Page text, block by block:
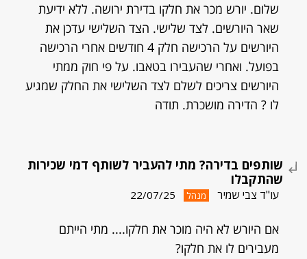
שלום. יורש מכר את חלקו בדירת ירושה. ללא ידיעת
שאר היורשים. לצד שלישי. הצד השלישי עדכן את
היורשים על הרכישה חלק 4 חודשים אחרי הרכישה
בפועל. ואחרי שהעבירו בטאבו. על פי חוק ממתי
היורשים צריכים לשלם לצד השלישי את החלק שמגיע
לו ? הדירה מושכרת. תודה
שותפים בדירה? מתי להעביר לשותף דמי שכירות
שהתקבלו
עו"ד צבי שמיר מנהל 22/07/25
אם היורש לא היה מוכר את חלקו.... מתי הייתם
מעבירים לו את חלקו?